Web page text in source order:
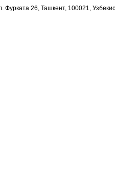
Фурката 26, Ташкент, 100021,